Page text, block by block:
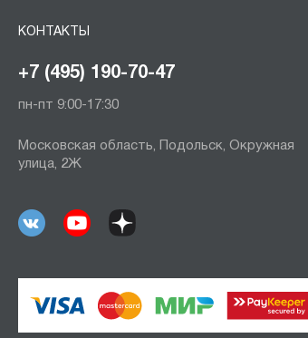
КОНТАКТЫ
+7 (495) 190-70-47
пн-пт 9:00-17:30
Московская область, Подольск, Окружная
улица, 2Ж